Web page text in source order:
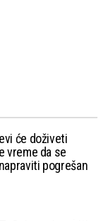
će doživeti
vreme da se
pogrešan